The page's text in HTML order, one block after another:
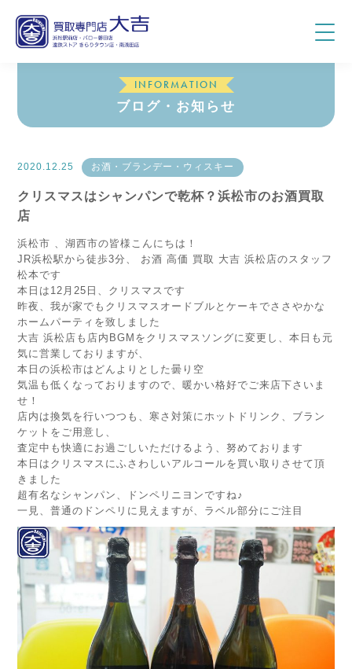
INFORMATION
ブログ・お知らせ
2020.12.25 お酒・ブランデー・ウィスキー
クリスマスはシャンパンで乾杯？浜松市のお酒買取
店
浜松市 、湖西市の皆様こんにちは！
JR浜松駅から徒歩3分、 お酒 高価 買取 大吉 浜松店のスタッフ
松本です
本日は12月25日、クリスマスです
昨夜、我が家でもクリスマスオードブルとケーキでささやかな
ホームパーティを致しました
大吉 浜松店も店内BGMをクリスマスソングに変更し、本日も元
気に営業しておりますが、
本日の浜松市はどんよりとした曇り空
気温も低くなっておりますので、暖かい格好でご来店下さいま
せ！
店内は換気を行いつつも、寒さ対策にホットドリンク、ブラン
ケットをご用意し、
査定中も快適にお過ごしいただけるよう、努めております
本日はクリスマスにふさわしいアルコールを買い取りさせて頂
きました
超有名なシャンパン、ドンペリニヨンですね♪
一見、普通のドンペリに見えますが、ラベル部分にご注目